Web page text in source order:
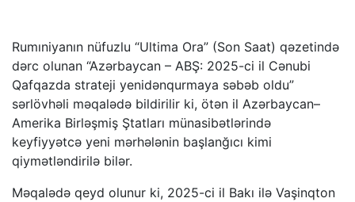
Rumıniyanın nüfuzlu “Ultima Ora” (Son Saat) qəzetində
dərc olunan “Azərbaycan – ABŞ: 2025-ci il Cənubi
Qafqazda strateji yenidənqurmaya səbəb oldu”
sərlövhəli məqalədə bildirilir ki, ötən il Azərbaycan–
Amerika Birləşmiş Ştatları münasibətlərində
keyfiyyətcə yeni mərhələnin başlanğıcı kimi
qiymətləndirilə bilər.
Məqalədə qeyd olunur ki, 2025-ci il Bakı ilə Vaşinqton